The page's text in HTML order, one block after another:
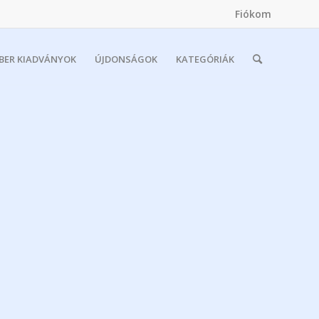
Fiókom
KIADVÁNYOK ÚJDONSÁGOK KATEGÓRIÁK